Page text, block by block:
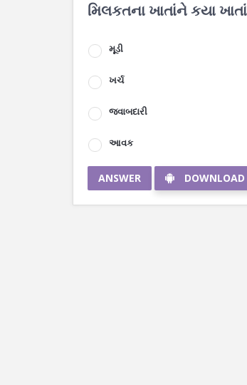
મિલકતના ખાતાંને કયા
મૂડી
ખર્ચ
જવાબદારી
આવક
ANSWER